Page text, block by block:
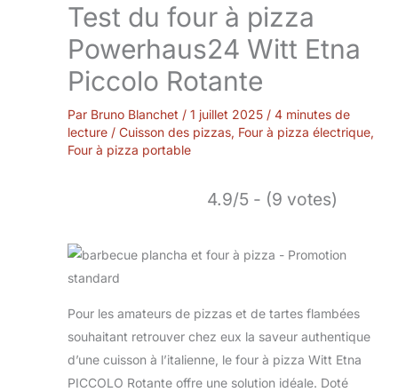
Test du four à pizza
Powerhaus24 Witt Etna
Piccolo Rotante
Par Bruno Blanchet / 1 juillet 2025 / 4 minutes de
lecture / Cuisson des pizzas, Four à pizza électrique,
Four à pizza portable
4.9/5 - (9 votes)
Pour les amateurs de pizzas et de tartes flambées
souhaitant retrouver chez eux la saveur authentique
d’une cuisson à l’italienne, le four à pizza Witt Etna
PICCOLO Rotante offre une solution idéale. Doté